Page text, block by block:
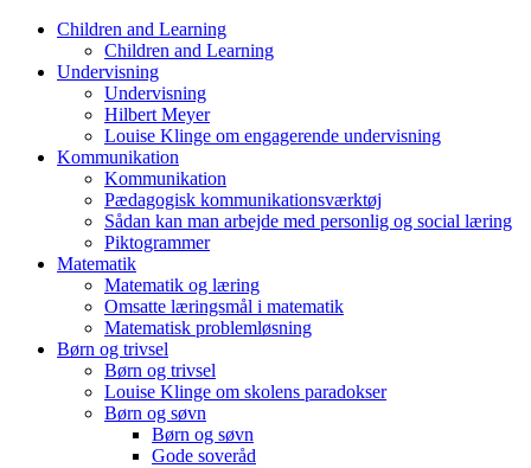
Skip
content
Children and Learning
Children and Learning
Undervisning
Undervisning
Hilbert Meyer
Louise Klinge om engagerende undervisning
Kommunikation
Kommunikation
Pædagogisk kommunikationsværktøj
Sådan kan man arbejde med personlig og social læring
Piktogrammer
Matematik
Matematik og læring
Omsatte læringsmål i matematik
Matematisk problemløsning
Børn og trivsel
Børn og trivsel
Louise Klinge om skolens paradokser
Børn og søvn
Børn og søvn
Gode soveråd